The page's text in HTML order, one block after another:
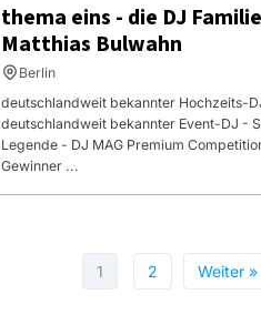
thema eins - die DJ
Matthias Bulwahn
Berlin
deutschlandweit bekannter Hochzeits-
deutschlandweit bekannter Event-DJ -
Legende - DJ MAG Premium
Gewinner ...
1 2 Weiter »